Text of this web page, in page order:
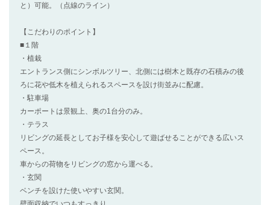
と）可能。（点線のライン）
【こだわりのポイント】
■１階
・植栽
エントランス側にシンボルツリー、北側には樹木と既存の石積みの後
ろに花や低木を植えられるスペースを設け街並みに配慮。
・駐車場
カーポートは景観上、奥の1台分のみ。
・テラス
リビングの延長としてお子様を安心して遊ばせることができる広いス
ペース。
車からの荷物をリビングの窓から運べる。
・玄関
ベンチを設けた使いやすい玄関。